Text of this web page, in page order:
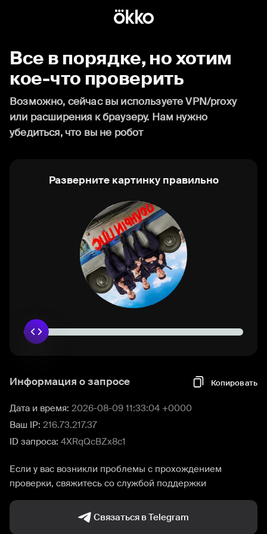
Все в порядке, но хотим
кое-что проверить
Возможно, сейчас вы используете VPN/proxy
или расширения к браузеру. Нам нужно
убедиться, что вы не робот
Разверните картинку правильно
Информация о запросе Копировать
Дата и время: 2026-08-09 11:33:04 +0000
Ваш IP: 216.73.217.37
ID запроса: 4XRqQcBZx8c1
Если у вас возникли проблемы с прохождением
проверки, свяжитесь со службой поддержки
Связаться в Telegram